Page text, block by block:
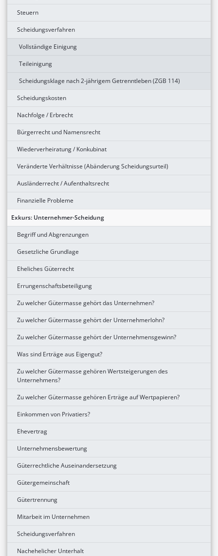
Steuern
Scheidungsverfahren
Vollständige Einigung
Teileinigung
Scheidungsklage nach 2-jährigem Getrenntleben (ZGB 114)
Scheidungskosten
Nachfolge / Erbrecht
Bürgerrecht und Namensrecht
Wiederverheiratung / Konkubinat
Veränderte Verhältnisse (Abänderung Scheidungsurteil)
Ausländerrecht / Aufenthaltsrecht
Finanzielle Probleme
Exkurs: Unternehmer-Scheidung
Begriff und Abgrenzungen
Gesetzliche Grundlage
Eheliches Güterrecht
Errungenschaftsbeteiligung
Zu welcher Gütermasse gehört das Unternehmen?
Zu welcher Gütermasse gehört der Unternehmerlohn?
Zu welcher Gütermasse gehört der Unternehmensgewinn?
Was sind Erträge aus Eigengut?
Zu welcher Gütermasse gehören Wertsteigerungen des
Unternehmens?
Zu welcher Gütermasse gehören Erträge auf Wertpapieren?
Einkommen von Privatiers?
Ehevertrag
Unternehmensbewertung
Güterrechtliche Auseinandersetzung
Gütergemeinschaft
Gütertrennung
Mitarbeit im Unternehmen
Scheidungsverfahren
Nachehelicher Unterhalt